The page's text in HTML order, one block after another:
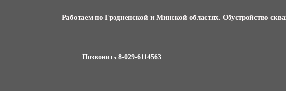
Работаем по Гродненской и Минской областях. Обустройство
Позвонить 8-029-6114563